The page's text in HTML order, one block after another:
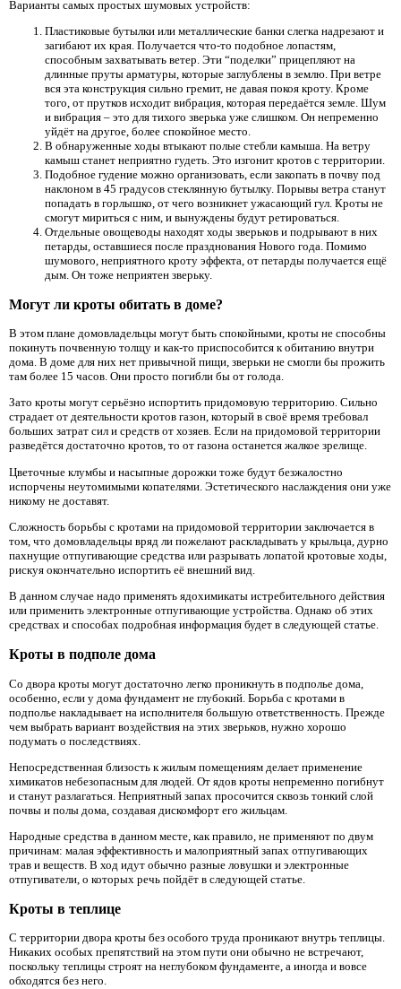
Варианты самых простых шумовых устройств:
Пластиковые бутылки или металлические банки слегка надрезают и
загибают их края. Получается что-то подобное лопастям,
способным захватывать ветер. Эти “поделки” прицепляют на
длинные пруты арматуры, которые заглублены в землю. При ветре
вся эта конструкция сильно гремит, не давая покоя кроту. Кроме
того, от прутков исходит вибрация, которая передаётся земле. Шум
и вибрация – это для тихого зверька уже слишком. Он непременно
уйдёт на другое, более спокойное место.
В обнаруженные ходы втыкают полые стебли камыша. На ветру
камыш станет неприятно гудеть. Это изгонит кротов с территории.
Подобное гудение можно организовать, если закопать в почву под
наклоном в 45 градусов стеклянную бутылку. Порывы ветра станут
попадать в горлышко, от чего возникнет ужасающий гул. Кроты не
смогут мириться с ним, и вынуждены будут ретироваться.
Отдельные овощеводы находят ходы зверьков и подрывают в них
петарды, оставшиеся после празднования Нового года. Помимо
шумового, неприятного кроту эффекта, от петарды получается ещё
дым. Он тоже неприятен зверьку.
Могут ли кроты обитать в доме?
В этом плане домовладельцы могут быть спокойными, кроты не способны
покинуть почвенную толщу и как-то приспособится к обитанию внутри
дома. В доме для них нет привычной пищи, зверьки не смогли бы прожить
там более 15 часов. Они просто погибли бы от голода.
Зато кроты могут серьёзно испортить придомовую территорию. Сильно
страдает от деятельности кротов газон, который в своё время требовал
больших затрат сил и средств от хозяев. Если на придомовой территории
разведётся достаточно кротов, то от газона останется жалкое зрелище.
Цветочные клумбы и насыпные дорожки тоже будут безжалостно
испорчены неутомимыми копателями. Эстетического наслаждения они уже
никому не доставят.
Сложность борьбы с кротами на придомовой территории заключается в
том, что домовладельцы вряд ли пожелают раскладывать у крыльца, дурно
пахнущие отпугивающие средства или разрывать лопатой кротовые ходы,
рискуя окончательно испортить её внешний вид.
В данном случае надо применять ядохимикаты истребительного действия
или применить электронные отпугивающие устройства. Однако об этих
средствах и способах подробная информация будет в следующей статье.
Кроты в подполе дома
Со двора кроты могут достаточно легко проникнуть в подполье дома,
особенно, если у дома фундамент не глубокий. Борьба с кротами в
подполье накладывает на исполнителя большую ответственность. Прежде
чем выбрать вариант воздействия на этих зверьков, нужно хорошо
подумать о последствиях.
Непосредственная близость к жилым помещениям делает применение
химикатов небезопасным для людей. От ядов кроты непременно погибнут
и станут разлагаться. Неприятный запах просочится сквозь тонкий слой
почвы и полы дома, создавая дискомфорт его жильцам.
Народные средства в данном месте, как правило, не применяют по двум
причинам: малая эффективность и малоприятный запах отпугивающих
трав и веществ. В ход идут обычно разные ловушки и электронные
отпугиватели, о которых речь пойдёт в следующей статье.
Кроты в теплице
С территории двора кроты без особого труда проникают внутрь теплицы.
Никаких особых препятствий на этом пути они обычно не встречают,
поскольку теплицы строят на неглубоком фундаменте, а иногда и вовсе
обходятся без него.